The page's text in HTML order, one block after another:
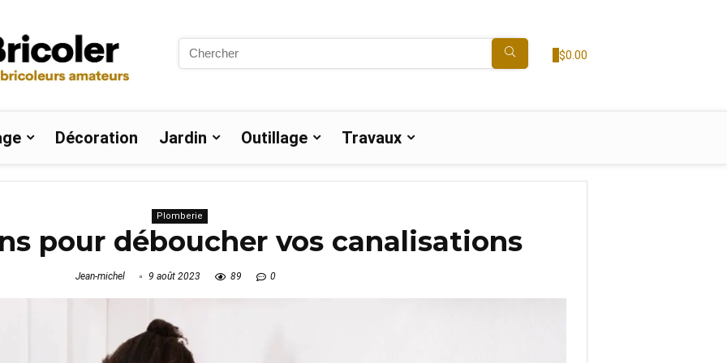
Search
$0.00
Décoration Jardin Outillage Travaux
Plomberie
pour déboucher vos canalisations
Jean-michel 9 août 2023 89 0